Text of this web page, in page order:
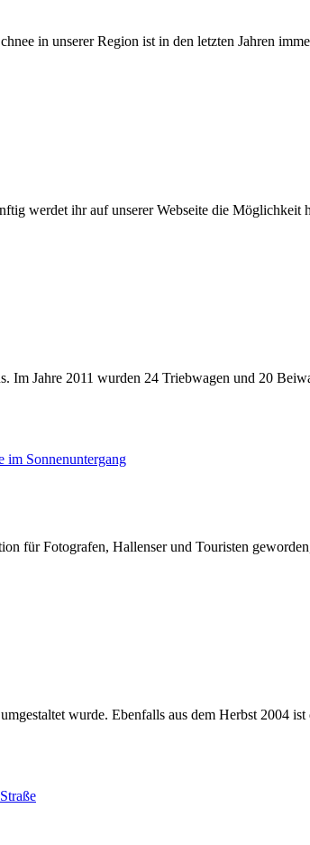
in unserer Region ist in den letzten Jahren
werdet ihr auf unserer Webseite die Möglichkeit
Jahre 2011 wurden 24 Triebwagen und 20
für Fotografen, Hallenser und Touristen
wurde. Ebenfalls aus dem Herbst 2004